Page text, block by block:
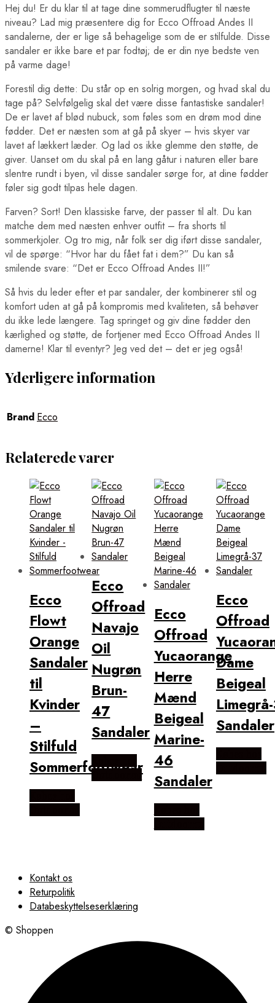
Hej du! Er du klar til at tage dine sommerudflugter til næste
niveau? Lad mig præsentere dig for Ecco Offroad Andes II
sandalerne, der er lige så behagelige som de er stilfulde. Disse
sandaler er ikke bare et par fodtøj; de er din nye bedste ven
på varme dage!
Forestil dig dette: Du står op en solrig morgen, og hvad skal du
tage på? Selvfølgelig skal det være disse fantastiske sandaler!
De er lavet af blød nubuck, som føles som en drøm mod dine
fødder. Det er næsten som at gå på skyer – hvis skyer var
lavet af lækkert læder. Og lad os ikke glemme den støtte, de
giver. Uanset om du skal på en lang gåtur i naturen eller bare
slentre rundt i byen, vil disse sandaler sørge for, at dine fødder
føler sig godt tilpas hele dagen.
Farven? Sort! Den klassiske farve, der passer til alt. Du kan
matche dem med næsten enhver outfit – fra shorts til
sommerkjoler. Og tro mig, når folk ser dig iført disse sandaler,
vil de spørge: “Hvor har du fået fat i dem?” Du kan så
smilende svare: “Det er Ecco Offroad Andes II!”
Så hvis du leder efter et par sandaler, der kombinerer stil og
komfort uden at gå på kompromis med kvaliteten, så behøver
du ikke lede længere. Tag springet og giv dine fødder den
kærlighed og støtte, de fortjener med Ecco Offroad Andes II
damerne! Klar til eventyr? Jeg ved det – det er jeg også!
Yderligere information
Brand Ecco
Relaterede varer
Ecco
Flowt
Orange
Sandaler
til
Kvinder
–
Stilfuld
Sommerfootwear
Ecco
Offroad
Navajo
Oil
Nugrøn
Brun-
47
Sandaler
Outdoornu
Ecco
Offroad
Yucaorange
Herre
Mænd
Beigeal
Marine-
46
Sandaler
Ecco
Offroad
Dame
Beigeal
Sandaler
Kontakt os
Returpolitik
Databeskyttelseserklæring
© Shoppen